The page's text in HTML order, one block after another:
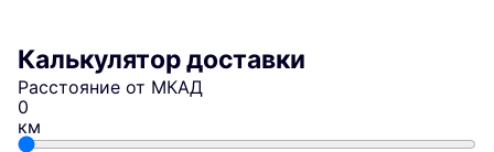
Калькулятор доставки
Расстояние от МКАД
км